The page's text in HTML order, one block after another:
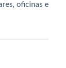
oficinas e